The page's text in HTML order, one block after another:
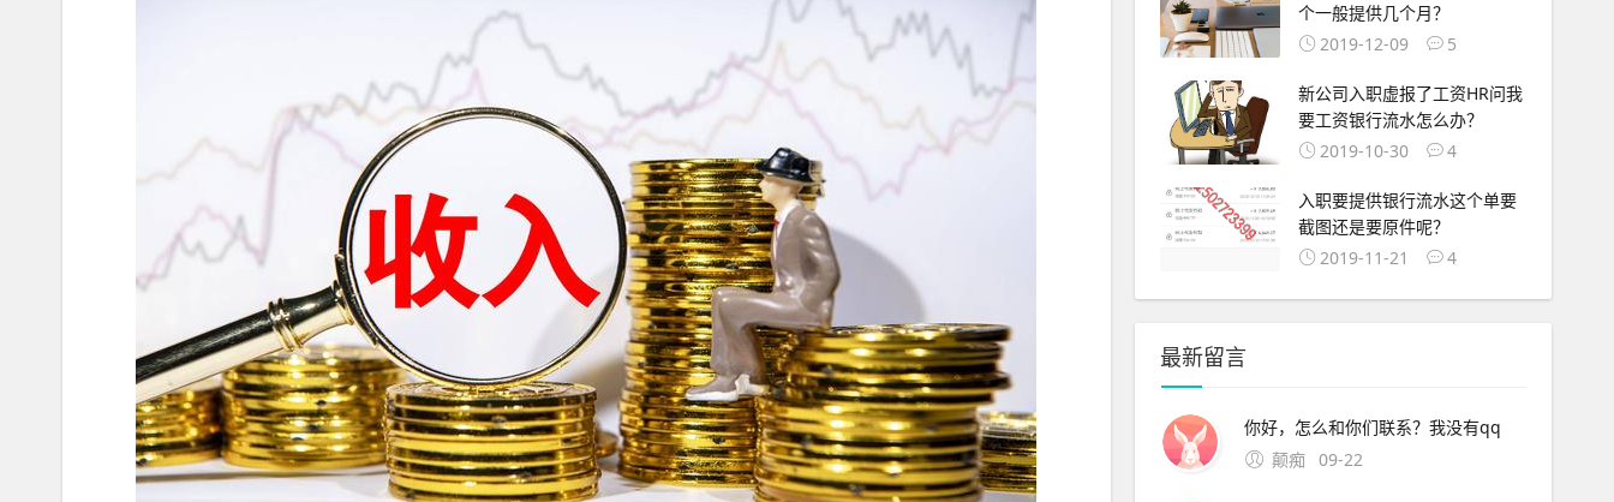
个一般提供几个月？
2019-12-09
5
新公司入职虚报了工资HR问我
要工资银行流水怎么办？
2019-10-30
4
入职要提供银行流水这个单要
截图还是要原件呢？
2019-11-21
4
最新留言
你好，怎么和你们联系？我没有qq
颠痴 09-22